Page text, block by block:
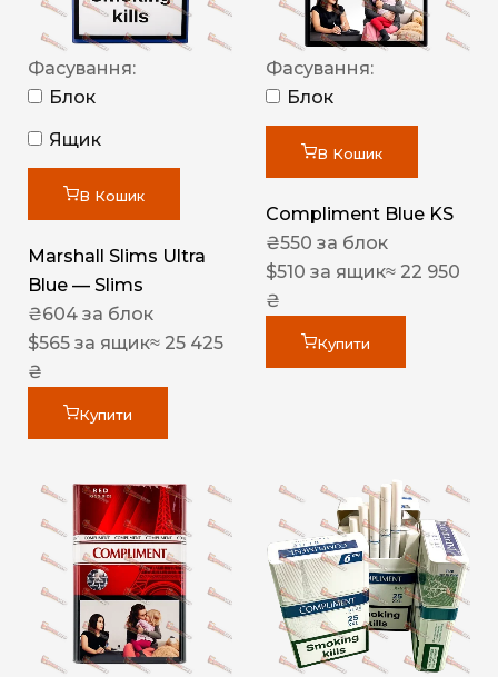
Фасування:
Блок
Ящик
В Кошик
Marshall Slims Ultra
Blue — Slims
₴604 за блок
$565 за ящик≈ 25 425
₴
Купити
Фасування:
Блок
В Кошик
Compliment Blue KS
₴550 за блок
$510 за ящик≈ 22 950
₴
Купити